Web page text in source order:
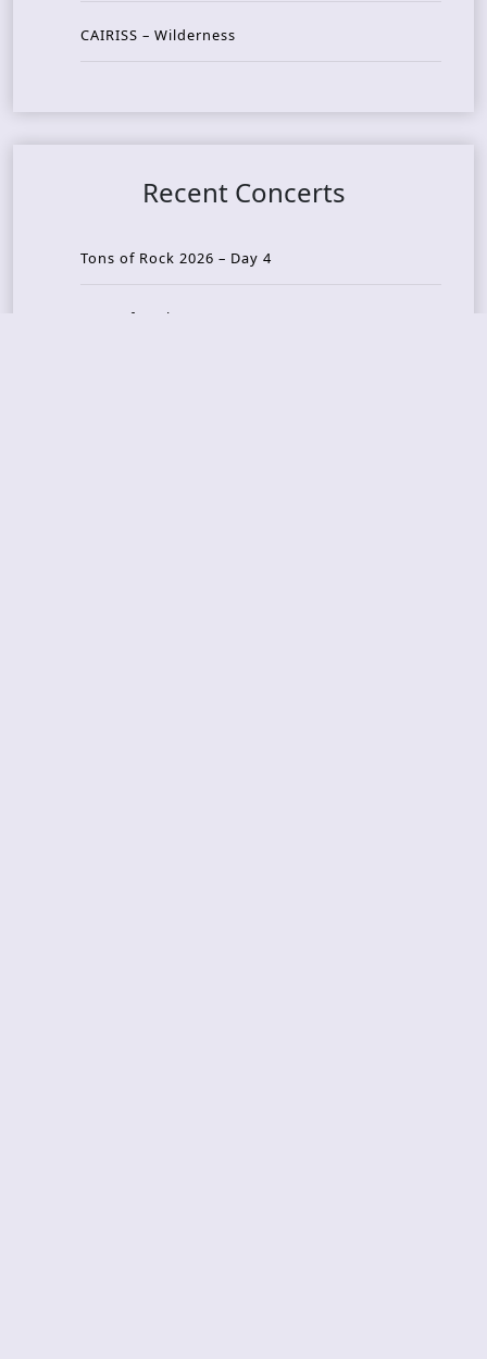
CAIRISS – Wilderness
Recent Concerts
Tons of Rock 2026 – Day 4
Tons of Rock 2026 – Day 3